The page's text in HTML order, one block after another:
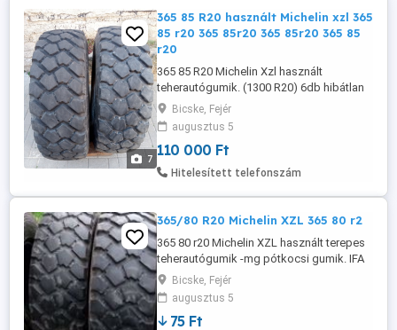
7
365 85 R20 használt Michelin xzl 365
85 r20 365 85r20 365 85r20 365 85
r20
365 85 R20 Michelin Xzl használt
teherautógumik. (1300 R20) 6db hibátlan
javításmentes állapotban: 70% 110- db
4db 50% 75- db 2db tel 06_30_684_5119
Bicske Erdőgépre, darus, megközelítő
teherautóra, pl. Kamaz, MAN, Mercedes,
Volvo Steyr, Ural, Terex, Unimog, EB7
...
Bicske, Fejér
augusztus 5
110 000 Ft
Hitelesített telefonszám
365/80 R20 Michelin XZL 365 80 r2
365 80 r20 Michelin XZL használt terepes
teherautógumik -mg pótkocsi gumik. IFA
MAN STEYR MERCEDES UNIMOG stb
sorkerekes autókra 60-85.000-/db között
állapottól függően t.: 30 684 5119 szállítás
megoldható hasonló méretek kérésre:
Bicske, Fejér
augusztus 5
75 Ft